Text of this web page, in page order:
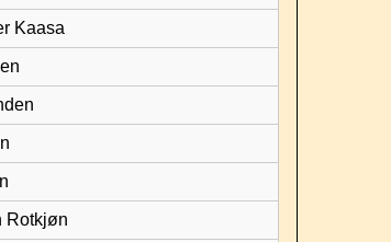
Kaasa
Rotkjøn